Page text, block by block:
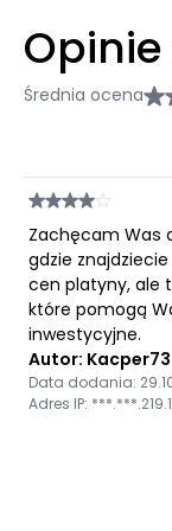
Średnia ocena
Zachęcam Was
gdzie
cen platyny, ale
które pomogą
inwestycyjne.
Autor: Kacper73
Data dodania:
Adres IP: